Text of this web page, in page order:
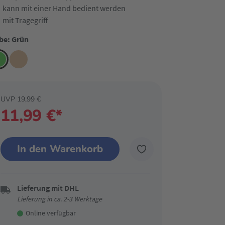
kann mit einer Hand bedient werden
mit Tragegriff
Grün
11,99 €*
UVP 19,99 €
In den Warenkorb
Lieferung mit DHL
Lieferung in ca. 2-3 Werktage
Online verfügbar